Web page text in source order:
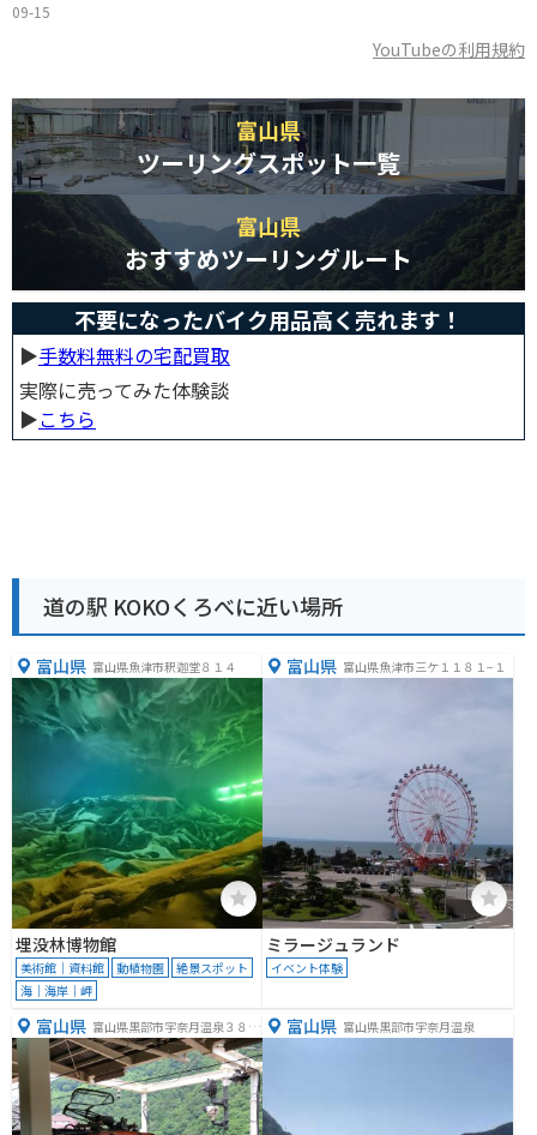
09-15
YouTubeの利用規約
富山県
ツーリングスポット一覧
富山県
おすすめツーリングルート
不要になったバイク用品高く売れます！
▶︎手数料無料の宅配買取
実際に売ってみた体験談
▶︎こちら
道の駅 KOKOくろべに近い場所
富山県 富山県魚津市釈迦堂８１４
埋没林博物館
美術館｜資料館 動植物園
絶景スポット
海｜海岸｜岬
富山県 富山県魚津市三ケ１１８１−１
ミラージュランド
イベント体験
富山県 富山県黒部市宇奈月温泉３８
−４５
富山県 富山県黒部市宇奈月温泉